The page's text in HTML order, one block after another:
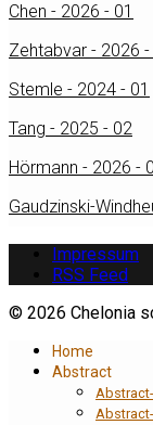
Chen - 2026 - 01
Zehtabvar - 2026 -
Stemle - 2024 - 01
Tang - 2025 - 02
Hörmann - 2026 -
Gaudzinski-
Impressum
RSS Feed
© 2026 Chelonia
Home
Abstract